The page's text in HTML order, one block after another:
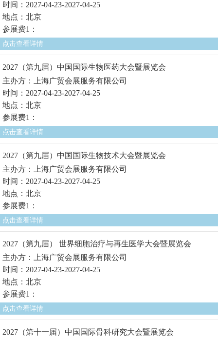
时间：2027-04-23-2027-04-25
地点：北京
参展费1：
点击查看详情
2027（第九届）中国国际生物医药大会暨展览会
主办方：上海广贸会展服务有限公司
时间：2027-04-23-2027-04-25
地点：北京
参展费1：
点击查看详情
2027（第九届）中国国际生物技术大会暨展览会
主办方：上海广贸会展服务有限公司
时间：2027-04-23-2027-04-25
地点：北京
参展费1：
点击查看详情
2027（第九届） 世界细胞治疗与再生医学大会暨展览会
主办方：上海广贸会展服务有限公司
时间：2027-04-23-2027-04-25
地点：北京
参展费1：
点击查看详情
2027（第十一届）中国国际骨科研究大会暨展览会